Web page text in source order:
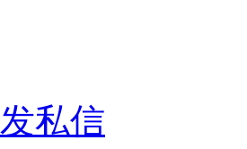
发私信